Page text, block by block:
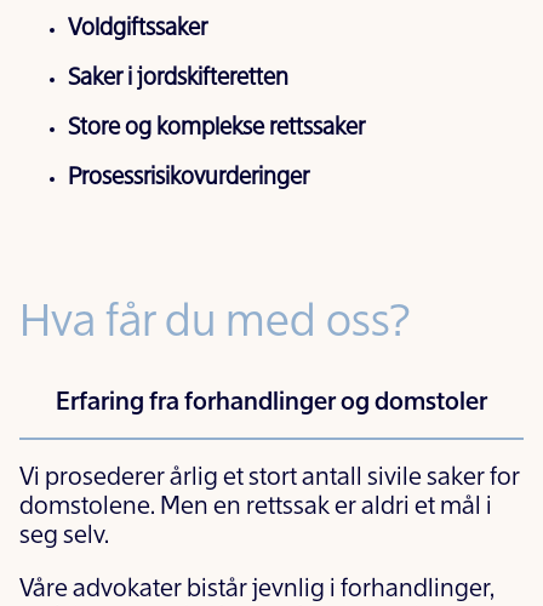
Voldgiftssaker
Saker i jordskifteretten
Store og komplekse rettssaker
Prosessrisikovurderinger
Hva får du med oss?
Erfaring fra forhandlinger og domstoler
Vi prosederer årlig et stort antall sivile saker for
domstolene. Men en rettssak er aldri et mål i
seg selv.
Våre advokater bistår jevnlig i forhandlinger,